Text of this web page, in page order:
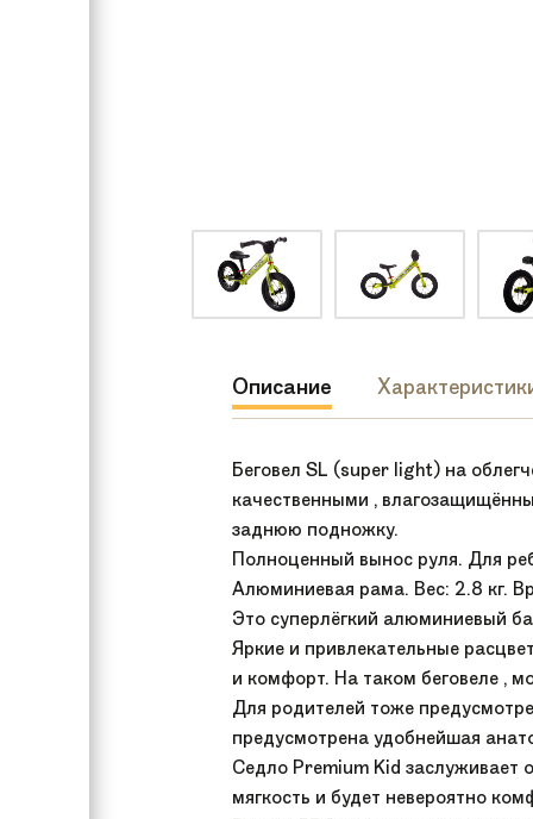
Описание
Беговел SL (super light) на
качественными ,
заднюю подножку.
Полноценный вынос руля. Для
Алюминиевая рама. Вес: 2.8 кг.
Это суперлёгкий алюминиевый
Яркие и привлекательные
и комфорт. На таком беговеле ,
Для родителей тоже
предусмотрена удобнейшая
Седло Premium Kid заслуживает
мягкость и будет невероятно